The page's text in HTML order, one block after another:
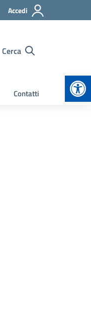
Accedi
Cerca
Contatti